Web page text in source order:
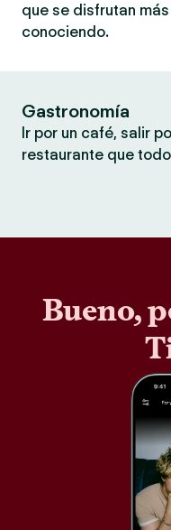
que se disfrutan
conociendo.
Gastronomía
Ir por un café, salir
restaurante que
Bueno,